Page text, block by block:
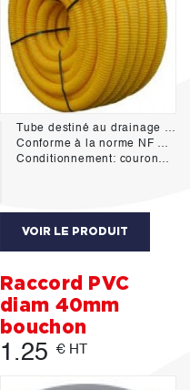
Tube destiné au drainage agricole et au drainage périphérique des bâtiments.
Conforme à la norme NF U 51-101
Conditionnement: couronne de 50m
VOIR LE PRODUIT
Raccord PVC
diam 40mm
bouchon
1.25 € HT